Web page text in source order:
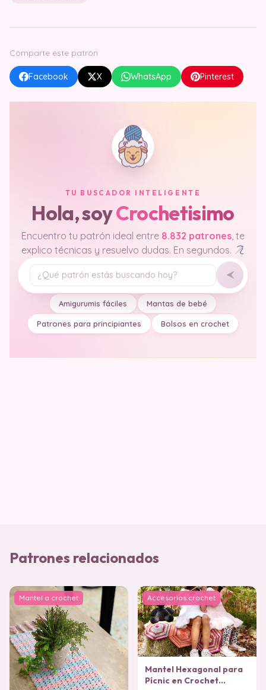
Comparte este patrón
Facebook X WhatsApp Pinterest
TU BUSCADOR INTELIGENTE
Hola, soyCrochetisimo
Encuentro tu patrón ideal entre 8.832 patrones, te
explico técnicas y resuelvo dudas. En segundos.
Tu pregunta
Amigurumis fáciles Mantas de bebé
Patrones para principiantes Bolsos en crochet
Patrones relacionados
Mantel a crochet Accesorios crochet
Mantel Hexagonal para
Pícnic en Crochet